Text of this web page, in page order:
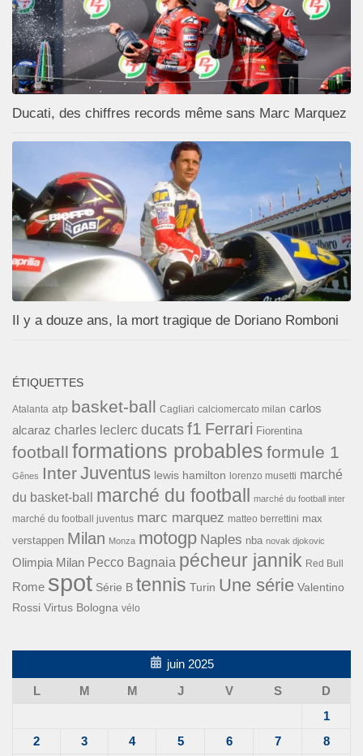
Ducati, des chiffres records même sans Marc Marquez
Il y a douze ans, la mort tragique de Doriano Romboni
ÉTIQUETTES
Atalanta atp basket-ball Cagliari calciomercato milan carlos
alcaraz charles leclerc ducats f1 Ferrari Fiorentina
football formations probables formule 1
Gênes InterJuventus lewis hamilton lorenzo musetti marché
du basket-ball
marché du football marché du football inter
marché du football juventus marc marquez matteo berrettini max
verstappen Milan Monza motogp Naples nba novak djokovic
Olimpia Milan Pecco Bagnaia pécheur jannik Red Bull
Rome spot Série B tennis Turin Une série Valentino
Rossi Virtus Bologna vélo
juin 2025
L
M M J V S
D
1
2
3 4 5 6 7 8